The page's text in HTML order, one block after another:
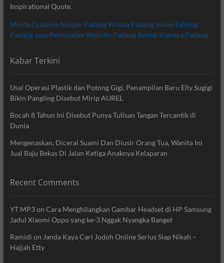
Inspirational Quote.
Minda CreativeAqiqah PadangWisata PadangVideo Editing
Padang Jasa Pembuatan Website Padang Rental Kamera Padang
Kabar Terkini
Usai Operasi Plastik dan Potong Gigi, Penampilan Baru Elly Sugigi
Bikin Pangling Disebut Mirip AUREL
Bocah 8 Tahun Ini Disebut Punya Tulisan Tangan Tercantik di
Dunia
Mengenaskan, Dicerai Suami Dan Diusir Orang Tua, Wanita Ini
Jual Baju Bekas Di Jalan Ketiga Anaknya Kelaparan
Recent Comments
YT MP3on Cara Menghilangkan Gambar Headset di HP Samsung
Jadul Xiaomi Oppo yang ke-3 Nggak Nyangka Banget
Ramidi on Janda Kaya Cari Jodoh Online Serius Siap Nikah –
Hajjah Etty